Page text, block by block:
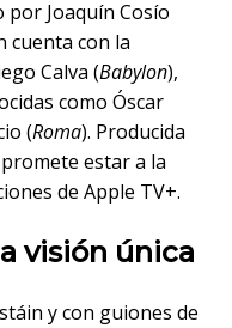
por Joaquín Cosío
cuenta con la
Calva (Babylon),
como Óscar
(Roma). Producida
estar a la
de Apple TV+.
visión única
y con guiones de